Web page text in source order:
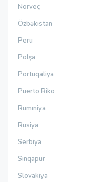
Norveç
Özbəkistan
Peru
Polşa
Portuqaliya
Puerto Riko
Rumıniya
Rusiya
Serbiya
Sinqapur
Slovakiya